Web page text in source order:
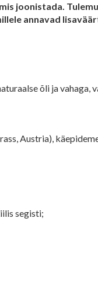
joonistada.
annavad
õli ja vahaga,
Austria),
segisti;